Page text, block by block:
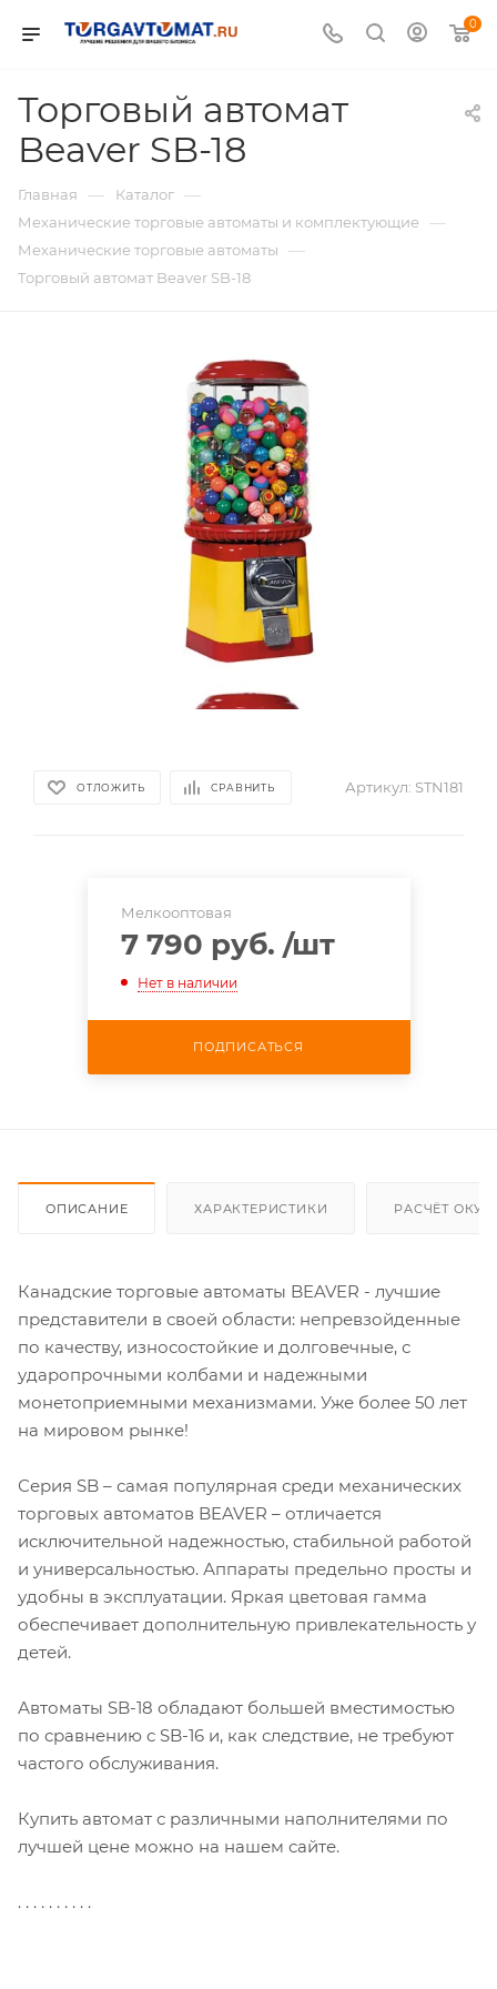
0
Торговый автомат
Beaver SB-18
Главная — Каталог —
Механические торговые автоматы и комплектующие —
Механические торговые автоматы —
Торговый автомат Beaver SB-18
ОТЛОЖИТЬ СРАВНИТЬ Артикул: STN181
Мелкооптовая
7 790 руб. /шт
Нет в наличии
ПОДПИСАТЬСЯ
ОПИСАНИЕ ХАРАКТЕРИСТИКИ РАСЧЁТ
Канадские торговые автоматы BEAVER - лучшие
представители в своей области: непревзойденные
по качеству, износостойкие и долговечные, с
ударопрочными колбами и надежными
монетоприемными механизмами. Уже более 50 лет
на мировом рынке!
Серия SB – самая популярная среди механических
торговых автоматов BEAVER – отличается
исключительной надежностью, стабильной работой
и универсальностью. Аппараты предельно просты и
удобны в эксплуатации. Яркая цветовая гамма
обеспечивает дополнительную привлекательность у
детей.
Автоматы SB-18 обладают большей вместимостью
по сравнению с SB-16 и, как следствие, не требуют
частого обслуживания.
Купить автомат с различными наполнителями по
лучшей цене можно на нашем сайте.
. . . . . . . . . .